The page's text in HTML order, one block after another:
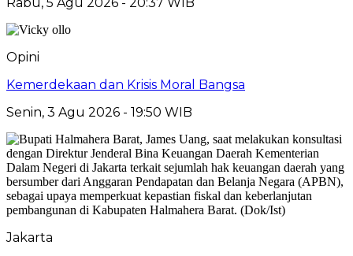
Opini
Kemerdekaan dan Krisis Moral Bangsa
Senin, 3 Agu 2026 - 19:50 WIB
Jakarta